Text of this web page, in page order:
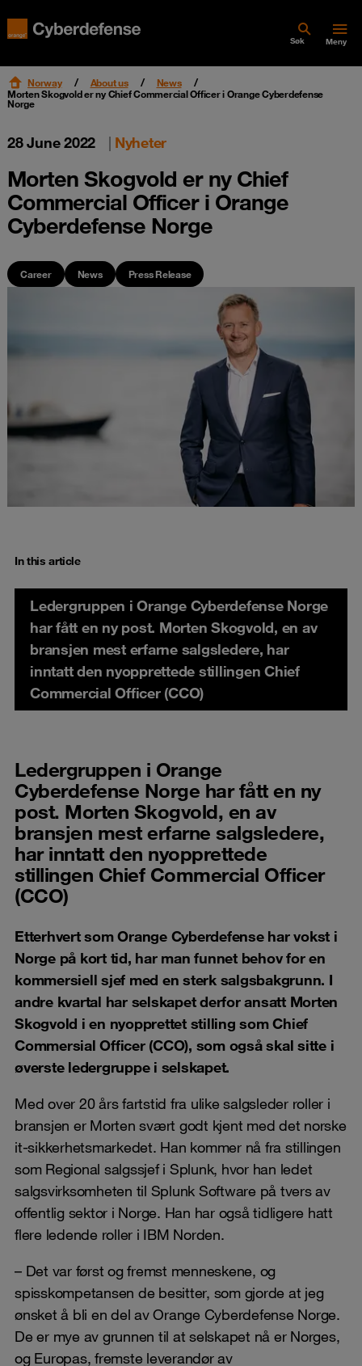
Søk Meny
Norway About us
News
Morten Skogvold er ny Chief Commercial Officer i Orange Cyberdefense
Norge
28 June 2022 | Nyheter
Morten Skogvold er ny Chief
Commercial Officer i Orange
Cyberdefense Norge
Career News Press Release
In this article
Ledergruppen i Orange Cyberdefense Norge
har fått en ny post. Morten Skogvold, en av
bransjen mest erfarne salgsledere, har
inntatt den nyopprettede stillingen Chief
Commercial Officer (CCO)
Ledergruppen i Orange
Cyberdefense Norge har fått en ny
post. Morten Skogvold, en av
bransjen mest erfarne salgsledere,
har inntatt den nyopprettede
stillingen Chief Commercial Officer
(CCO)
Etterhvert som Orange Cyberdefense har vokst i
Norge på kort tid, har man funnet behov for en
kommersiell sjef med en sterk salgsbakgrunn. I
andre kvartal har selskapet derfor ansatt Morten
Skogvold i en nyopprettet stilling som Chief
Commersial Officer (CCO), som også skal sitte i
øverste ledergruppe i selskapet.
Med over 20 års fartstid fra ulike salgsleder roller i
bransjen er Morten svært godt kjent med det norske
it-sikkerhetsmarkedet. Han kommer nå fra stillingen
som Regional salgssjef i Splunk, hvor han ledet
salgsvirksomheten til Splunk Software på tvers av
offentlig sektor i Norge. Han har også tidligere hatt
flere ledende roller i IBM Norden.
– Det var først og fremst menneskene, og
spisskompetansen de besitter, som gjorde at jeg
ønsket å bli en del av Orange Cyberdefense Norge.
De er mye av grunnen til at selskapet nå er Norges,
og Europas, fremste leverandør av